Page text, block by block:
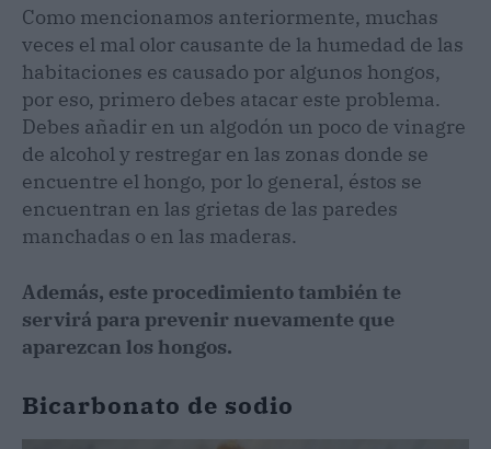
Como mencionamos anteriormente, muchas
veces el mal olor causante de la humedad de las
habitaciones es causado por algunos hongos,
por eso, primero debes atacar este problema.
Debes añadir en un algodón un poco de vinagre
de alcohol y restregar en las zonas donde se
encuentre el hongo, por lo general, éstos se
encuentran en las grietas de las paredes
manchadas o en las maderas.
Además, este procedimiento también te
servirá para prevenir nuevamente que
aparezcan los hongos.
Bicarbonato de sodio